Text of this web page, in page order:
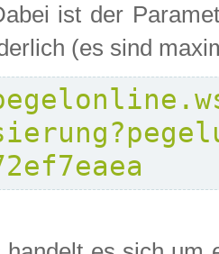
ist der
(es sind